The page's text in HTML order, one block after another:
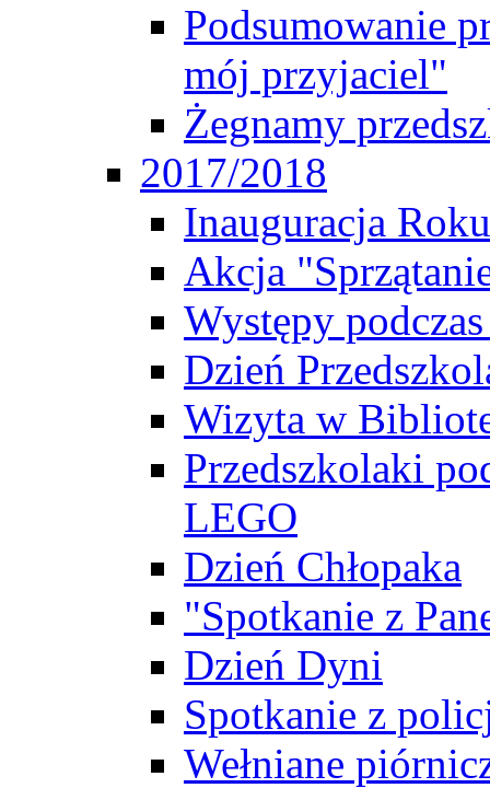
Podsumowanie
mój przyjaciel"
Żegnamy
2017/2018
Inauguracja
Akcja
Występy
Dzień
Wizyta w
Przedszkolaki
LEGO
Dzień Chłopaka
"Spotkanie z
Dzień Dyni
Spotkanie z
Wełniane